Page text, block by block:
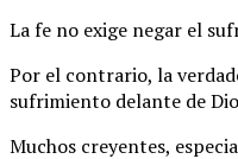
La fe no exige negar el
Por el contrario, la
sufrimiento delante de
Muchos creyentes,